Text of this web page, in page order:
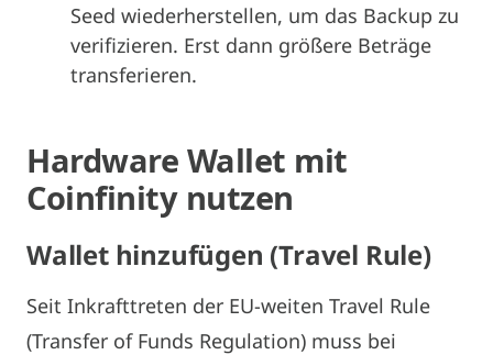
Seed wiederherstellen, um das Backup zu
verifizieren. Erst dann größere Beträge
transferieren.
Hardware Wallet mit
Coinfinity nutzen
Wallet hinzufügen (Travel Rule)
Seit Inkrafttreten der EU-weiten Travel Rule
(Transfer of Funds Regulation) muss bei